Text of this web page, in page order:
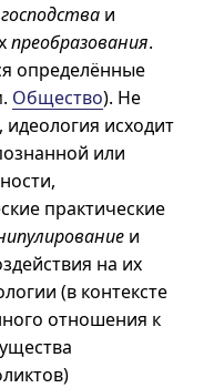
господства и
преобразования.
определённые
Общество). Не
идеология исходит
или
практические
и
на их
(в контексте
отношения к